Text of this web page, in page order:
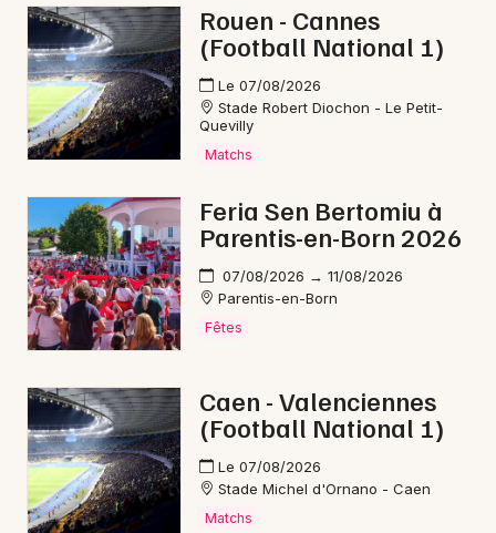
Rouen - Cannes
(Football National 1)
Le 07/08/2026
Stade Robert Diochon - Le Petit-
Quevilly
Matchs
Feria Sen Bertomiu à
Parentis-en-Born 2026
07/08/2026 → 11/08/2026
Parentis-en-Born
Fêtes
Caen - Valenciennes
(Football National 1)
Le 07/08/2026
Stade Michel d'Ornano - Caen
Matchs